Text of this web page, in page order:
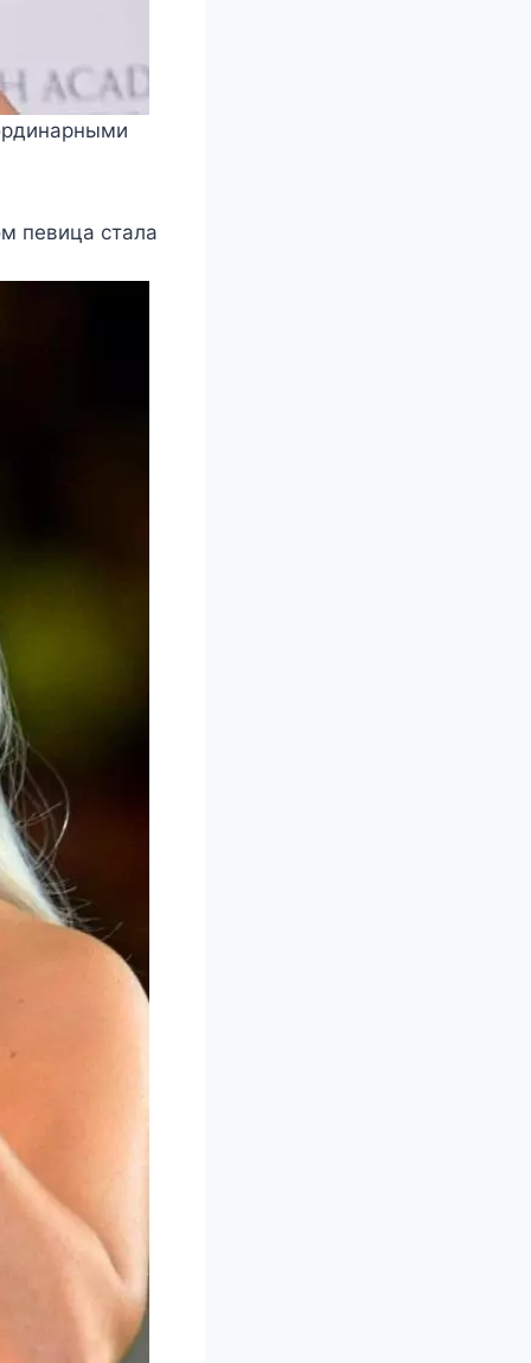
певица стала